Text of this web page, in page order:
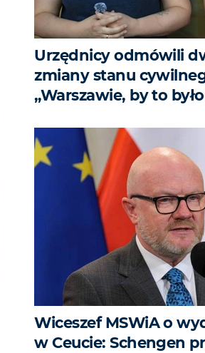
Urzędnicy odmówili
zmiany stanu
„Warszawie, by to
Wiceszef MSWiA o
w Ceucie: Schengen